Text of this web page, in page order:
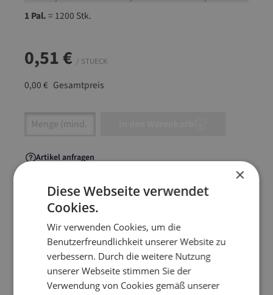
1 Pal.= 1200 Stk.
0,51 € / STUECK
0,00 € Gesamtpreis
Artikel Anzahl: Gib den gewünschten Wert
Artikel anfragen
Artikelinformationen
Kantenschutzecken aus "nomapack" als U-Profil
zum perfekten Schutz
×
Diese Webseite verwendet
Cookies.
Wir verwenden Cookies, um die
Benutzerfreundlichkeit unserer Website zu
verbessern. Durch die weitere Nutzung
unserer Webseite stimmen Sie der
Verwendung von Cookies gemäß unserer